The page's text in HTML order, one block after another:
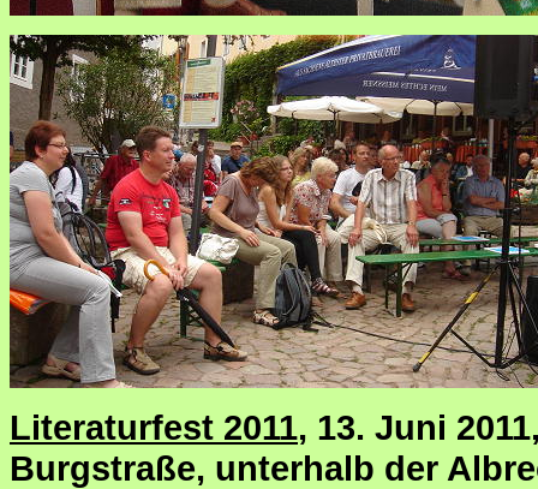
Literaturfest 2011, 13. Juni
Burgstraße, unterhalb der